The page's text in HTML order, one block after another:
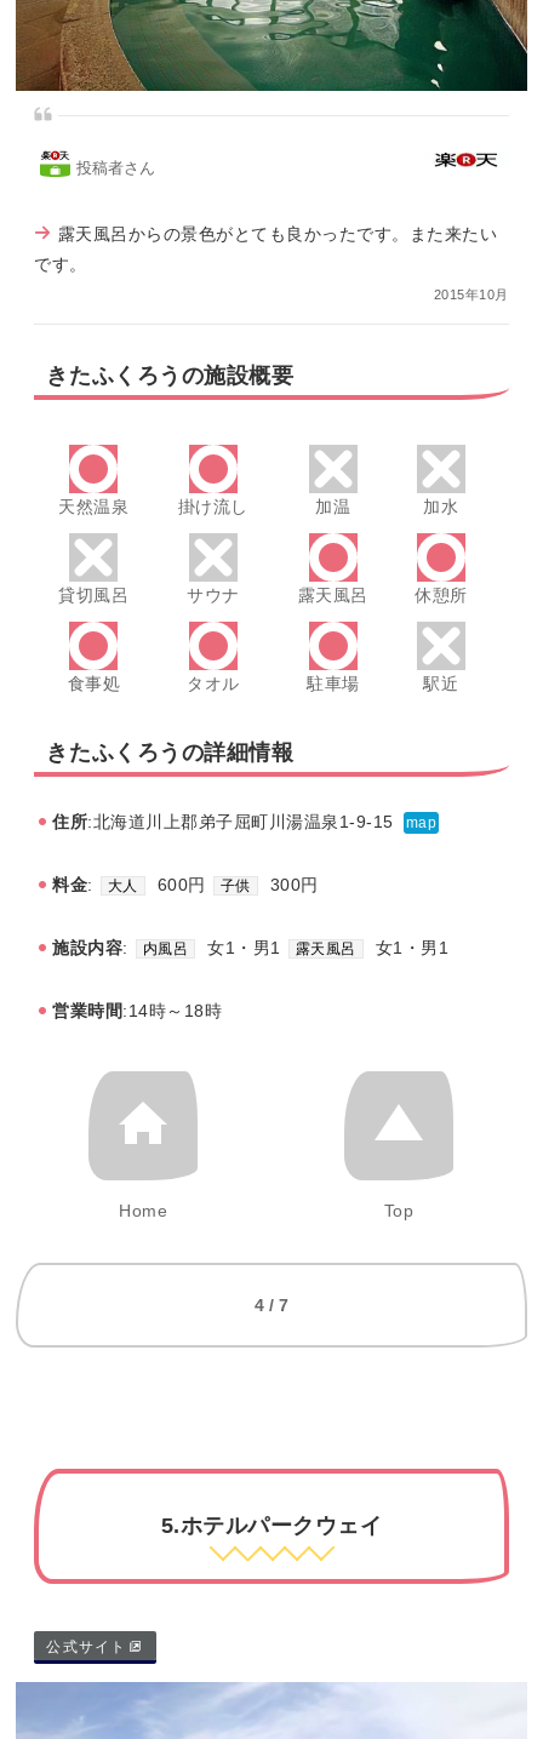
投稿者さん
露天風呂からの景色がとても良かったです。また来たい
です。
2015年10月
きたふくろうの施設概要
天然温泉 掛け流し 加温 加水
貸切風呂 サウナ 露天風呂 休憩所
食事処 タオル 駐車場 駅近
きたふくろうの詳細情報
住所:北海道川上郡弟子屈町川湯温泉1-9-15 map
料金: 大人 600円 子供 300円
施設内容: 内風呂 女1・男1 露天風呂 女1・男1
営業時間:14時～18時
Home Top
4 / 7
5.ホテルパークウェイ
公式サイト